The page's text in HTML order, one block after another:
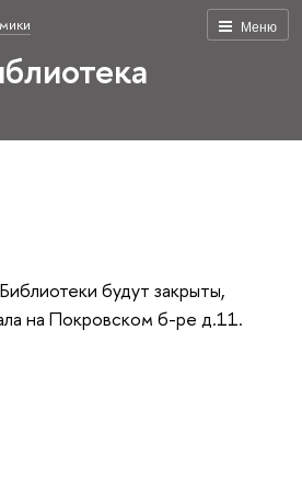
Меню
будут закрыты,
на Покровском б-ре д.11.